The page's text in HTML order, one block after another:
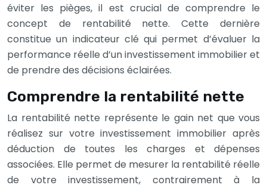
éviter les pièges, il est crucial de comprendre le
concept de rentabilité nette. Cette dernière
constitue un indicateur clé qui permet d’évaluer la
performance réelle d’un investissement immobilier et
de prendre des décisions éclairées.
Comprendre la rentabilité nette
La rentabilité nette représente le gain net que vous
réalisez sur votre investissement immobilier après
déduction de toutes les charges et dépenses
associées. Elle permet de mesurer la rentabilité réelle
de votre investissement, contrairement à la